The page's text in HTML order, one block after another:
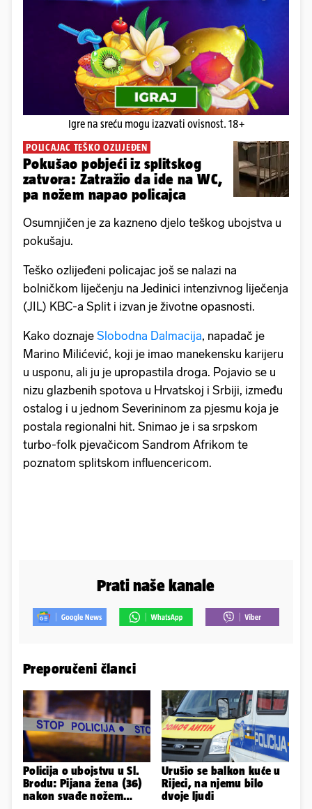
Igre na sreću mogu izazvati ovisnost. 18+
POLICAJAC TEŠKO OZLIJEĐEN
Pokušao pobjeći iz splitskog
zatvora: Zatražio da ide na WC,
pa nožem napao policajca
Osumnjičen je za kazneno djelo teškog ubojstva u
pokušaju.
Teško ozlijeđeni policajac još se nalazi na
bolničkom liječenju na Jedinici intenzivnog liječenja
(JIL) KBC-a Split i izvan je životne opasnosti.
Kako doznaje Slobodna Dalmacija, napadač je
Marino Milićević, koji je imao manekensku karijeru
u usponu, ali ju je upropastila droga. Pojavio se u
nizu glazbenih spotova u Hrvatskoj i Srbiji, između
ostalog i u jednom Severininom za pjesmu koja je
postala regionalni hit. Snimao je i sa srpskom
turbo-folk pjevačicom Sandrom Afrikom te
poznatom splitskom influencericom.
Prati naše kanale
Preporučeni članci
Policija o ubojstvu u Sl.
Brodu: Pijana žena (36)
nakon svađe nožem
Urušio se balkon kuće u
Rijeci, na njemu bilo
dvoje ljudi